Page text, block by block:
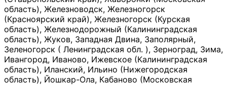
область), Железноводск, Железногорск
(Красноярский край), Железногорск (Курская
область), Железнодорожный (Калининградская
область), Жуков, Западная Двина, Заполярный,
Зеленогорск ( Ленинградская обл. ), Зерноград, Зима,
Ивангород, Иваново, Ижевское (Калининградская
область), Иланский, Ильино (Нижегородская
область), Йошкар-Ола, Кабаново (Московская